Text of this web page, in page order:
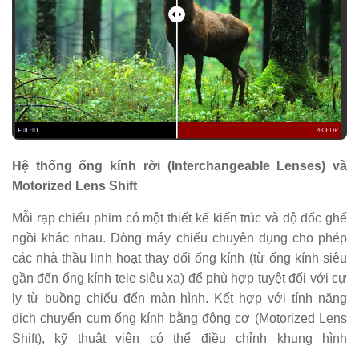
Hệ thống ống kính rời (Interchangeable Lenses) và
Motorized Lens Shift
Mỗi rạp chiếu phim có một thiết kế kiến trúc và độ dốc ghế
ngồi khác nhau. Dòng máy chiếu chuyên dụng cho phép
các nhà thầu linh hoạt thay đổi ống kính (từ ống kính siêu
gần đến ống kính tele siêu xa) để phù hợp tuyệt đối với cự
ly từ buồng chiếu đến màn hình. Kết hợp với tính năng
dịch chuyển cụm ống kính bằng động cơ (Motorized Lens
Shift), kỹ thuật viên có thể điều chỉnh khung hình